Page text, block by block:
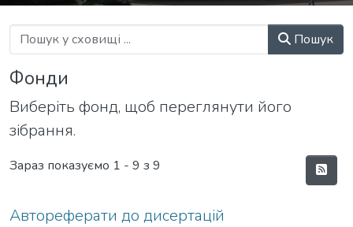
Пошук
Фонди
Виберіть фонд, щоб переглянути його
зібрання.
Зараз показуємо 1 - 9 з 9
Автореферати до дисертацій